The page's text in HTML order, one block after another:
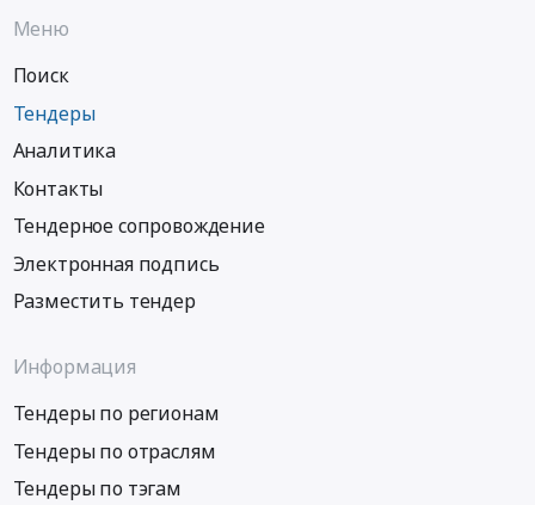
Меню
Поиск
Тендеры
Аналитика
Контакты
Тендерное сопровождение
Электронная подпись
Разместить тендер
Информация
Тендеры по регионам
Тендеры по отраслям
Тендеры по тэгам